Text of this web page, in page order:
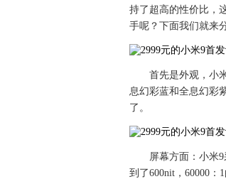
持了超高的性价比，
手呢？下面我们就来
首先是外观，小
息幻彩蓝和全息幻彩
了。
屏幕方面：小米
到了600nit，60000